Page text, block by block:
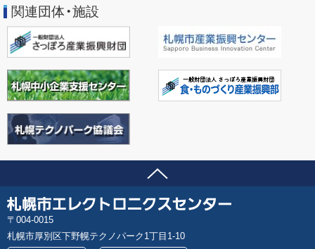
関連団体・施設
ページの先頭へ
問い合わせ先
郵
便
004-0015
札幌市厚別区下野幌テクノパーク1丁目1-10